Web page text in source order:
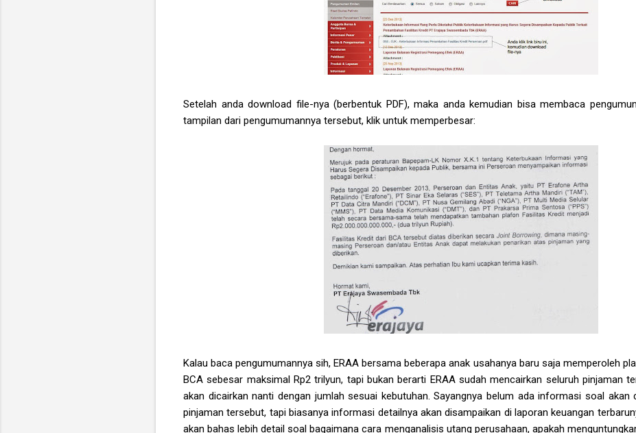
Setelah anda download file-nya (berbentuk PDF), maka anda kemudian bisa membaca
tampilan dari pengumumannya tersebut, klik untuk memperbesar:
Kalau baca pengumumannya sih, ERAA bersama beberapa anak usahanya baru saja memperoleh
BCA sebesar maksimal Rp2 trilyun, tapi bukan berarti ERAA sudah mencairkan seluruh pinjaman
akan dicairkan nanti dengan jumlah sesuai kebutuhan. Sayangnya belum ada informasi soal akan
pinjaman tersebut, tapi biasanya informasi detailnya akan disampaikan di laporan keuangan
akan bahas lebih detail soal bagaimana cara menganalisis utang perusahaan, apakah